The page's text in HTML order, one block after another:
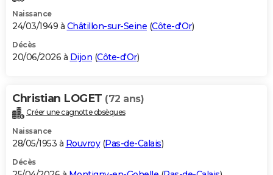
Dictionnaire
Biographies
Citations
Expressions
Proverbes
PROGRAMME TV
S'inscrire
Se connecter
Lycées
Collèges
Primaires
Universités
Entreprises
Service militaire
Avis de recherche
AVIS DE DÉCÈS
Bricolage
Lifestyle
Culture
Sport
Auto
Television
Voyage
Cinema
Naissance
24/03/1949 à Châtillon-sur-Seine (Côte-d'Or)
Décès
20/06/2026 à Dijon (Côte-d'Or)
Christian LOGET (72 ans)
Créer une cagnotte obsèques
Naissance
28/05/1953 à Rouvroy(Pas-de-Calais)
Décès